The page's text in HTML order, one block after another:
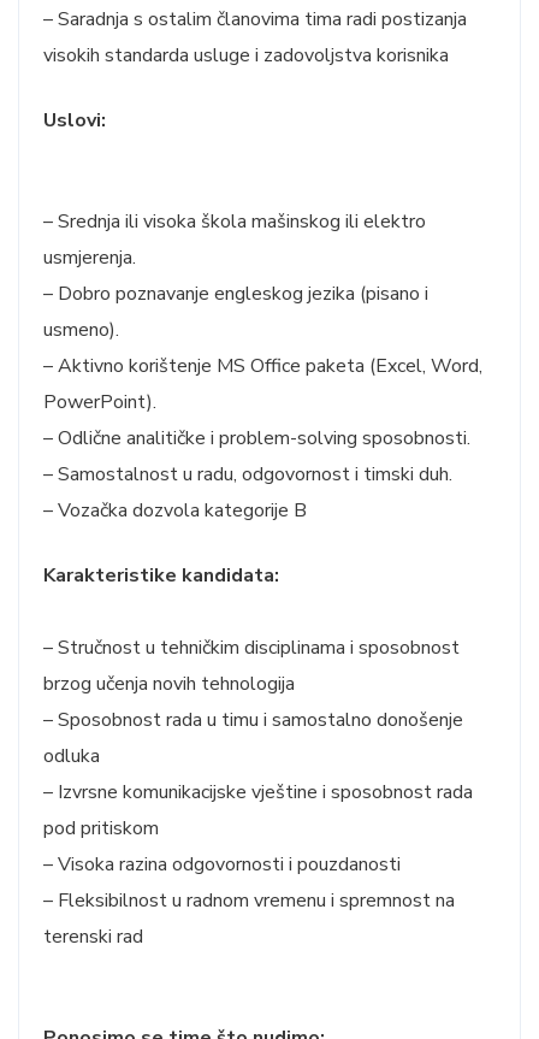
– Saradnja s ostalim članovima tima radi postizanja
visokih standarda usluge i zadovoljstva korisnika
Uslovi:
– Srednja ili visoka škola mašinskog ili elektro
usmjerenja.
– Dobro poznavanje engleskog jezika (pisano i
usmeno).
– Aktivno korištenje MS Office paketa (Excel, Word,
PowerPoint).
– Odlične analitičke i problem-solving sposobnosti.
– Samostalnost u radu, odgovornost i timski duh.
– Vozačka dozvola kategorije B
Karakteristike kandidata:
– Stručnost u tehničkim disciplinama i sposobnost
brzog učenja novih tehnologija
– Sposobnost rada u timu i samostalno donošenje
odluka
– Izvrsne komunikacijske vještine i sposobnost rada
pod pritiskom
– Visoka razina odgovornosti i pouzdanosti
– Fleksibilnost u radnom vremenu i spremnost na
terenski rad